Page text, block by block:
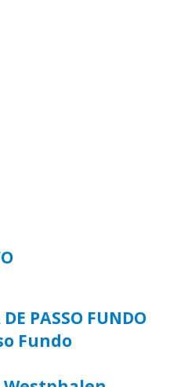
PASSO FUNDO
Fundo